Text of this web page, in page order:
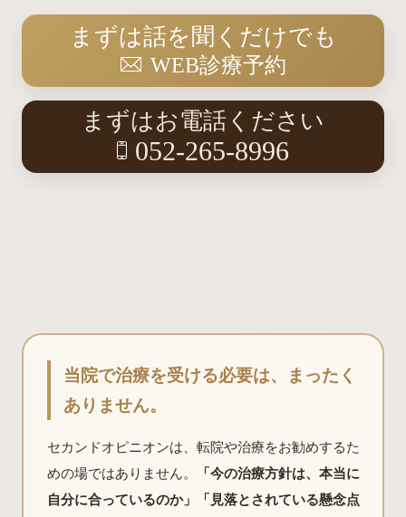
まずは話を聞くだけでも
WEB診療予約
まずはお電話ください
052-265-8996
当院で治療を受ける必要は、まったく
ありません。
セカンドオピニオンは、転院や治療をお勧めするた
めの場ではありません。
「今の治療方針は、本当に
自分に合っているのか」「見落とされている懸念点